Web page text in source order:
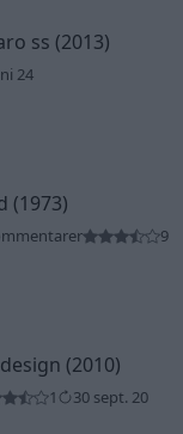
ss (2013)
24
(1973)
9
(2010)
1 30 sept. 20